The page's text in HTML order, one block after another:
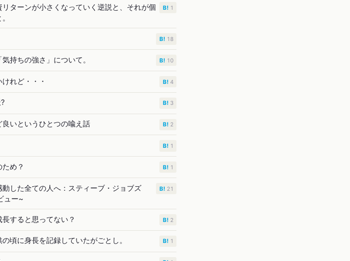
ターンが小さくなっていく逆説と、それが個
B! 1
B! 18
持ちの強さ」について。 B! 10
れど・・・ B! 4
B! 3
いというひとつの喩え話 B! 2
B! 1
め？ B! 1
した全ての人へ：スティーブ・ジョブズ
ュー~
B! 21
すると思ってない？ B! 2
頃に身長を記録していたがごとし。 B! 1